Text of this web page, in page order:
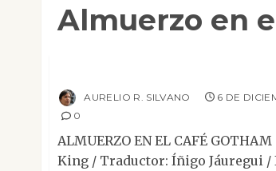
Almuerzo en
Narrativa Relato Reseñas
AURELIO R. SILVANO
6 DE
0
ALMUERZO EN EL CAFÉ
King / Traductor: Íñigo Jáuregui /